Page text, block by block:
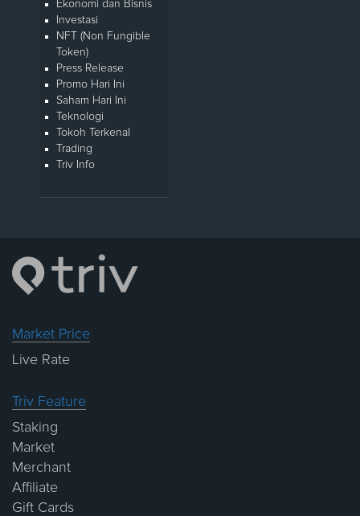
Ekonomi dan Bisnis
Investasi
NFT (Non Fungible
Token)
Press Release
Promo Hari Ini
Saham Hari Ini
Teknologi
Tokoh Terkenal
Trading
Triv Info
Market Price
Live Rate
Triv Feature
Staking
Market
Merchant
Affiliate
Gift Cards